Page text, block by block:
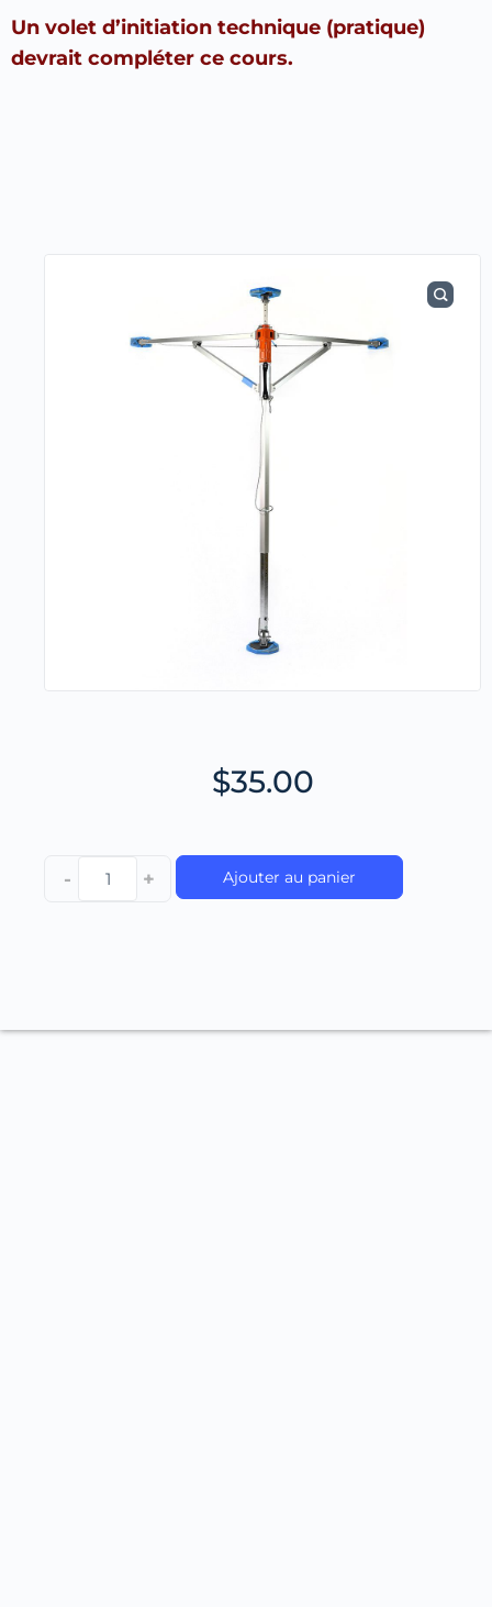
Un volet d’initiation technique (pratique)
devrait compléter ce cours.
$35.00
- + Ajouter au panier